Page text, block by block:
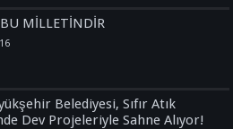
BU MİLLETİNDİR
Belediyesi, Sıfır Atık
Dev Projeleriyle Sahne Alıyor!